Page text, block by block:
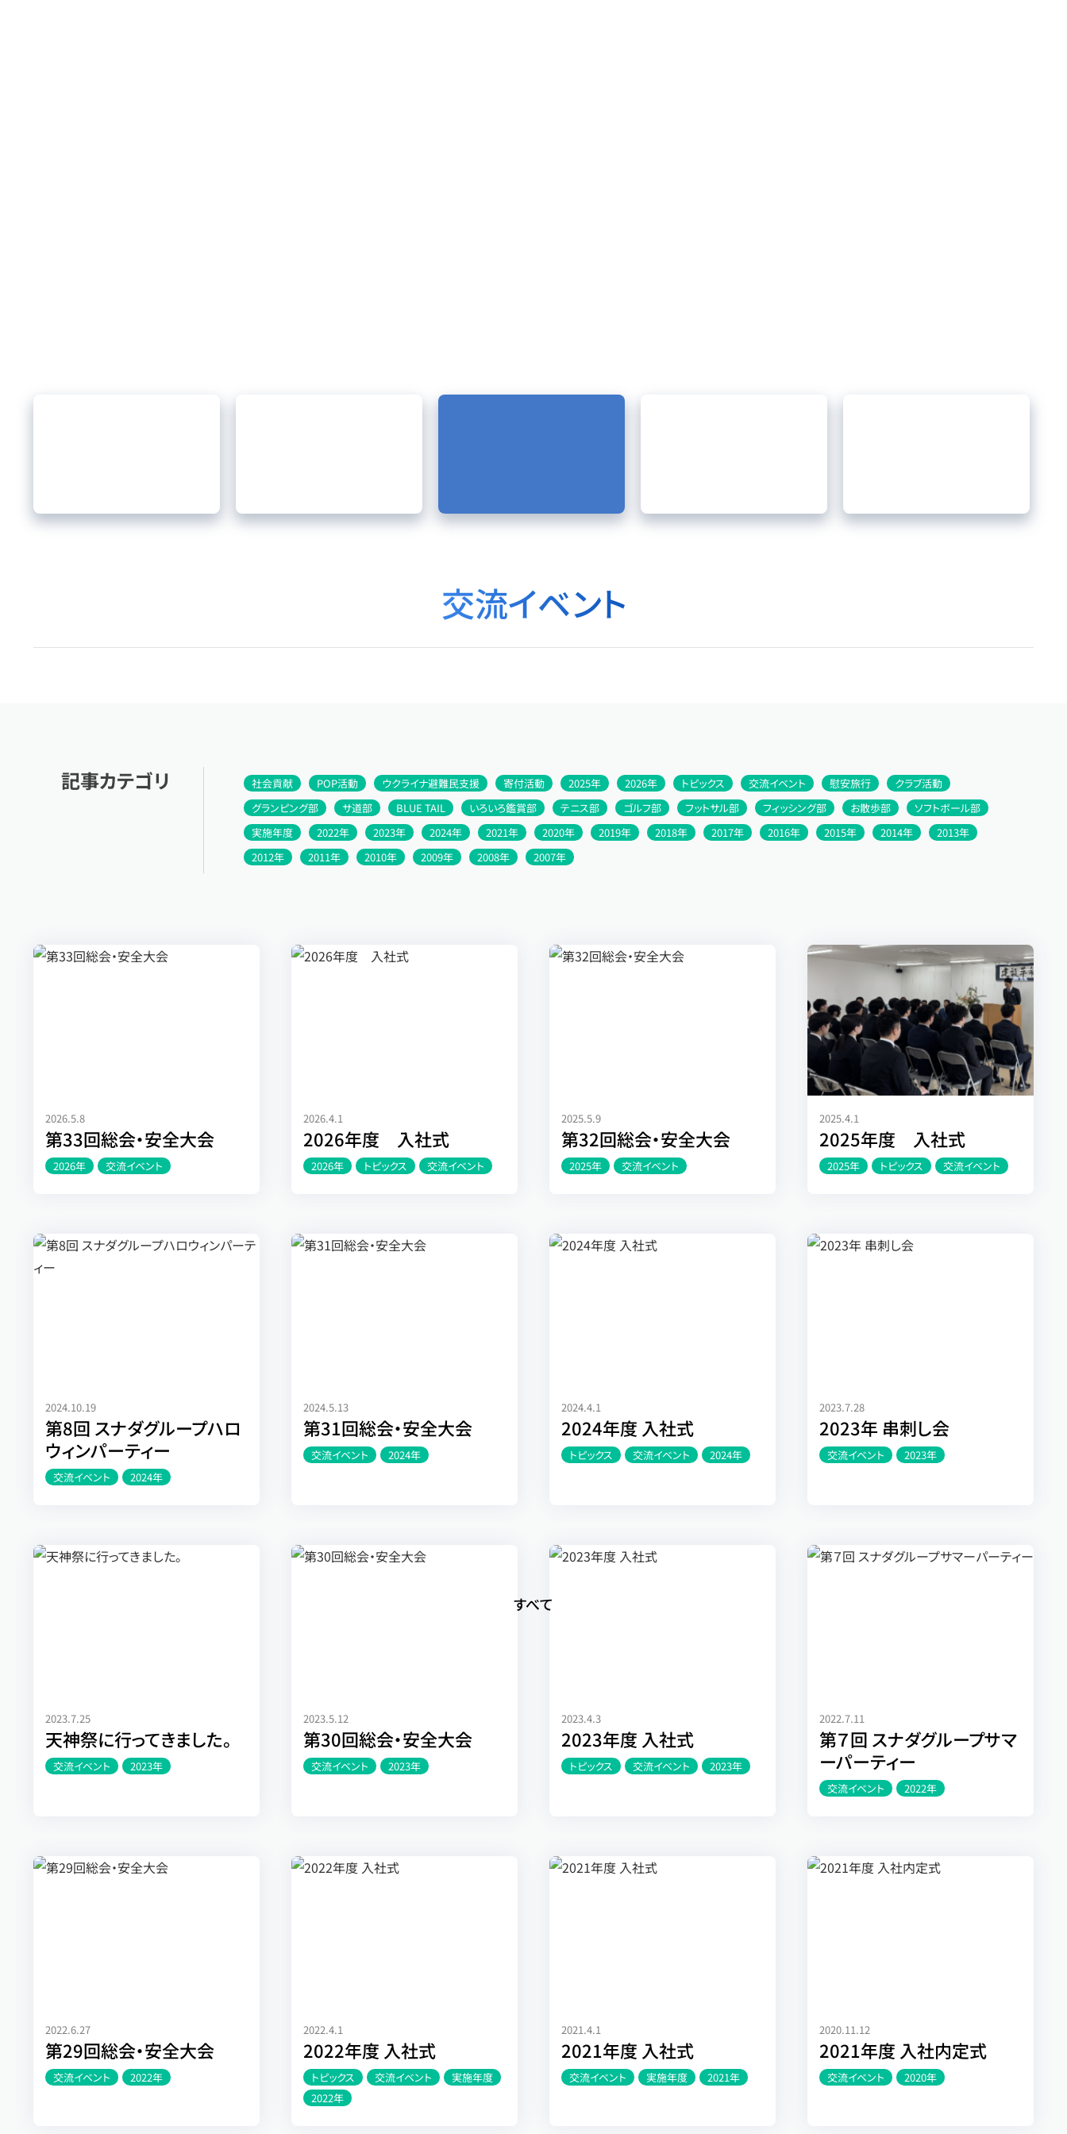
すべて
交流イベント
記事カテゴリ 社会貢献 POP活動 ウクライナ避難民支援 寄付活動 2025年 2026年 トピックス 交流イベント 慰安旅行
クラブ活動
グランピング部
サ道部 BLUE TAIL いろいろ鑑賞部 テニス部 ゴルフ部 フットサル部 フィッシング部 お散歩部
ソフトボール部
実施年度
2022年 2023年 2024年 2021年 2020年 2019年 2018年 2017年 2016年 2015年 2014年
2013年
2012年
2011年 2010年 2009年 2008年 2007年
2026.5.8
第33回総会・安全大会
2026年 交流イベント
2026.4.1
2026年度 入社式
2026年 トピックス 交流イベント
2025.5.9
第32回総会・安全大会
2025年 交流イベント
2025.4.1
2025年度 入社式
2025年 トピックス 交流イベント
2024.10.19
第8回 スナダグループハロ
ウィンパーティー
交流イベント 2024年
2024.5.13
第31回総会・安全大会
交流イベント 2024年
2024.4.1
2024年度 入社式
トピックス 交流イベント 2024年
2023.7.28
2023年 串刺し会
交流イベント 2023年
2023.7.25
天神祭に行ってきました。
交流イベント 2023年
2023.5.12
第30回総会・安全大会
交流イベント 2023年
2023.4.3
2023年度 入社式
トピックス 交流イベント 2023年
2022.7.11
第７回 スナダグループサマ
ーパーティー
交流イベント 2022年
2022.6.27
第29回総会・安全大会
交流イベント 2022年
2022.4.1
2022年度 入社式
トピックス 交流イベント
実施年度
2022年
2021.4.1
2021年度 入社式
交流イベント 実施年度 2021年
2020.11.12
2021年度 入社内定式
交流イベント 2020年